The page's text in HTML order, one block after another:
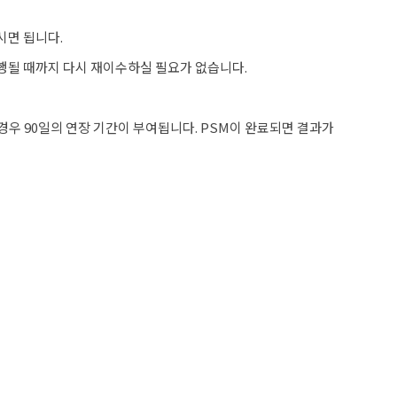
면 됩니다.
때까지 다시 재이수하실 필요가 없습니다.
90일의 연장 기간이 부여됩니다. PSM이 완료되면 결과가